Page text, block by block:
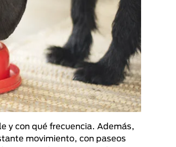
y con qué frecuencia. Además,
movimiento, con paseos